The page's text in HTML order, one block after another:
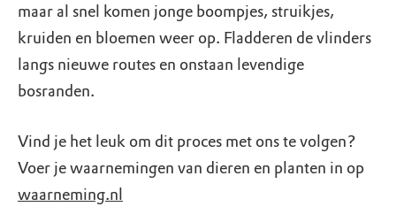
maar al snel komen jonge boompjes, struikjes,
kruiden en bloemen weer op. Fladderen de vlinders
langs nieuwe routes en onstaan levendige
bosranden.
Vind je het leuk om dit proces met ons te volgen?
Voer je waarnemingen van dieren en planten in op
waarneming.nl